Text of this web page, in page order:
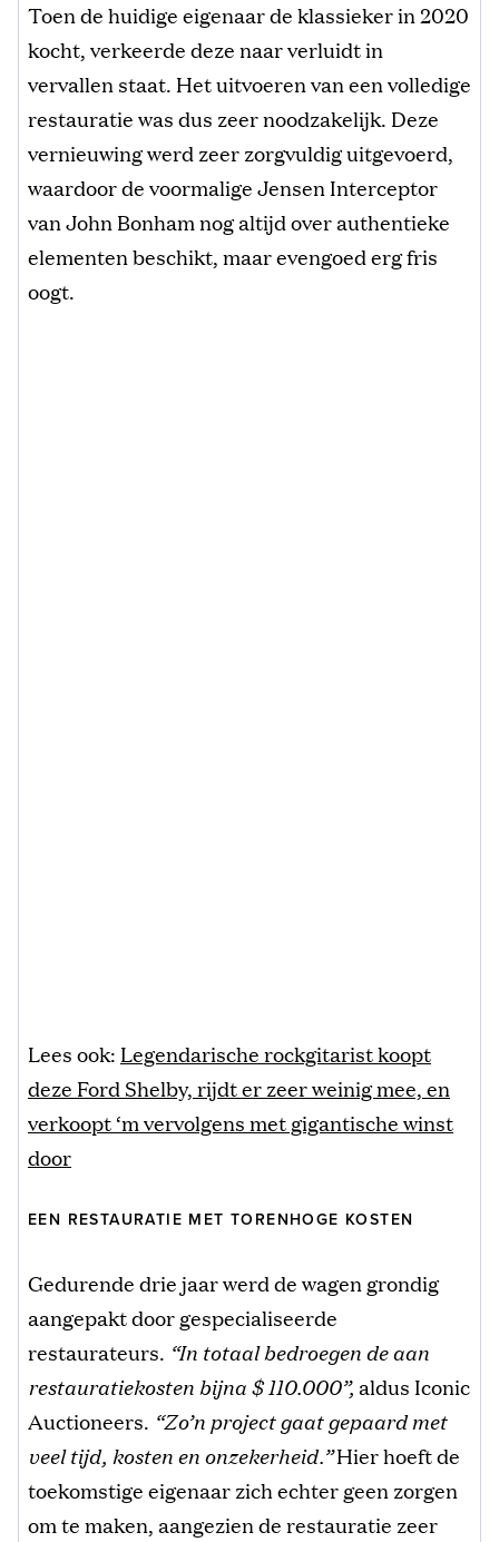
Toen de huidige eigenaar de klassieker in 2020
kocht, verkeerde deze naar verluidt in
vervallen staat. Het uitvoeren van een volledige
restauratie was dus zeer noodzakelijk. Deze
vernieuwing werd zeer zorgvuldig uitgevoerd,
waardoor de voormalige Jensen Interceptor
van John Bonham nog altijd over authentieke
elementen beschikt, maar evengoed erg fris
oogt.
Lees ook: Legendarische rockgitarist koopt
deze Ford Shelby, rijdt er zeer weinig mee, en
verkoopt ‘m vervolgens met gigantische winst
door
EEN RESTAURATIE MET TORENHOGE KOSTEN
Gedurende drie jaar werd de wagen grondig
aangepakt door gespecialiseerde
restaurateurs. “In totaal bedroegen de aan
restauratiekosten bijna $ 110.000”,aldus Iconic
Auctioneers. “Zo’n project gaat gepaard met
veel tijd, kosten en onzekerheid.”Hier hoeft de
toekomstige eigenaar zich echter geen zorgen
om te maken, aangezien de restauratie zeer